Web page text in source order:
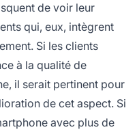
de voir leur
qui, eux, intègrent
Si les clients
à la qualité de
il serait pertinent pour
de cet aspect. Si
avec plus de